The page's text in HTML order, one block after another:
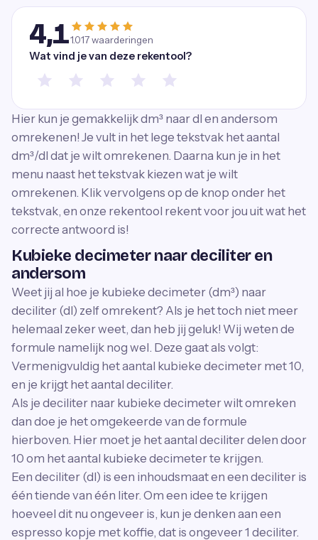
4,11.017waarderingen
Wat vind je van deze rekentool?
Hier kun je gemakkelijk dm³ naar dl en andersom
omrekenen! Je vult in het lege tekstvak het aantal
dm³/dl dat je wilt omrekenen. Daarna kun je in het
menu naast het tekstvak kiezen wat je wilt
omrekenen. Klik vervolgens op de knop onder het
tekstvak, en onze rekentool rekent voor jou uit wat het
correcte antwoord is!
Kubieke decimeter naar deciliter en
andersom
Weet jij al hoe je kubieke decimeter (dm³) naar
deciliter (dl) zelf omrekent? Als je het toch niet meer
helemaal zeker weet, dan heb jij geluk! Wij weten de
formule namelijk nog wel. Deze gaat als volgt:
Vermenigvuldig het aantal kubieke decimeter met 10,
en je krijgt het aantal deciliter.
Als je deciliter naar kubieke decimeter wilt omreken
dan doe je het omgekeerde van de formule
hierboven. Hier moet je het aantal deciliter delen door
10 om het aantal kubieke decimeter te krijgen.
Een deciliter (dl) is een inhoudsmaat en een deciliter is
één tiende van één liter. Om een idee te krijgen
hoeveel dit nu ongeveer is, kun je denken aan een
espresso kopje met koffie, dat is ongeveer 1 deciliter.